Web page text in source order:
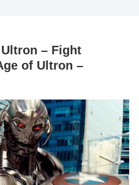
– Fight
of Ultron –